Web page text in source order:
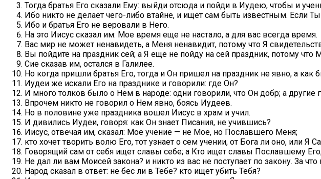
Тогда братья Его сказали Ему: выйди отсюда и пойди в Иудею, чтобы и
Ибо никто не делает чего-либо втайне, и ищет сам быть известным. Если
Ибо и братья Его не веровали в Него.
На это Иисус сказал им: Мое время еще не настало, а для вас всегда время.
Вас мир не может ненавидеть, а Меня ненавидит, потому что Я
Вы пойдите на праздник сей; а Я еще не пойду на сей праздник, потому
Сие сказав им, остался в Галилее.
Но когда пришли братья Его, тогда и Он пришел на праздник не явно, а как
Иудеи же искали Его на празднике и говорили: где Он?
И много толков было о Нем в народе: одни говорили, что Он добр; а другие
Впрочем никто не говорил о Нем явно, боясь Иудеев.
Но в половине уже праздника вошел Иисус в храм и учил.
И дивились Иудеи, говоря: как Он знает Писания, не учившись?
Иисус, отвечая им, сказал: Мое учение — не Мое, но Пославшего Меня;
кто хочет творить волю Его, тот узнает о сем учении, от Бога ли оно, или Я
Говорящий сам от себя ищет славы себе; а Кто ищет славы Пославшему
Не дал ли вам Моисей закона? и никто из вас не поступает по закону. За
Народ сказал в ответ: не бес ли в Тебе? кто ищет убить Тебя?